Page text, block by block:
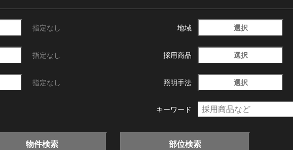
指定なし 地域 選択
指定なし 採用商品 選択
指定なし 照明手法 選択
キーワード
物件検索 部位検索